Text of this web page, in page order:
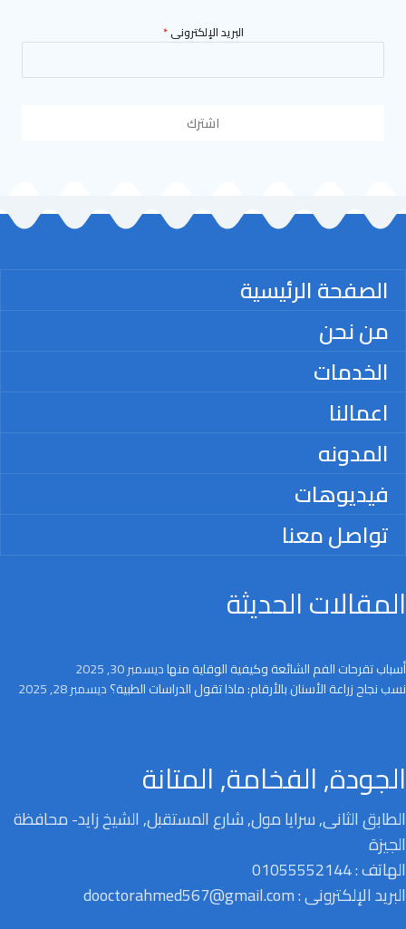
البريد الإلكترونى*
اشترك
الصفحة الرئيسية
من نحن
الخدمات
اعمالنا
المدونه
فيديوهات
تواصل معنا
المقالات الحديثة
أسباب تقرحات الفم الشائعة وكيفية الوقاية منهاديسمبر 30, 2025
نسب نجاح زراعة الأسنان بالأرقام: ماذا تقول الدراسات الطبية؟ديسمبر 28, 2025
الجودة, الفخامة, المتانة
الطابق الثانى, سرايا مول, شارع المستقبل, الشيخ زايد- محافظة
الجيزة
الهاتف : 01055552144
البريد الإلكترونى : dooctorahmed567@gmail.com